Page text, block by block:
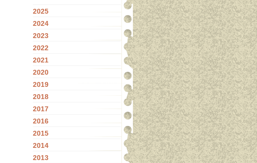
2025
2024
2023
2022
2021
2020
2019
2018
2017
2016
2015
2014
2013